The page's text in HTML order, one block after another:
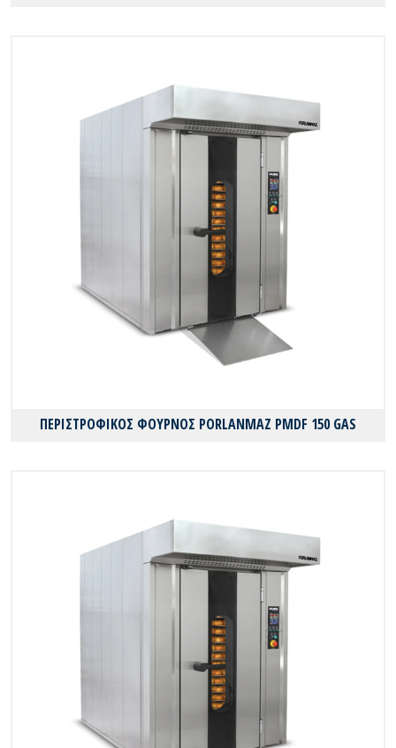
ΠΕΡΙΣΤΡΟΦΙΚΟΣ ΦΟΥΡΝΟΣ PORLANMAZ PMDF 150 GAS